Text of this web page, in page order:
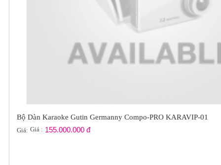
Bộ Dàn Karaoke Gutin Germanny Compo-PRO KARAVIP-01
Giá: Giá : 155.000.000 đ